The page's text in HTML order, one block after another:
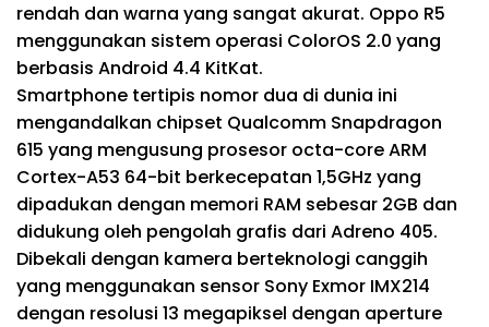
rendah dan warna yang sangat akurat. Oppo R5
menggunakan sistem operasi ColorOS 2.0 yang
berbasis Android 4.4 KitKat.
Smartphone tertipis nomor dua di dunia ini
mengandalkan chipset Qualcomm Snapdragon
615 yang mengusung prosesor octa-core ARM
Cortex-A53 64-bit berkecepatan 1,5GHz yang
dipadukan dengan memori RAM sebesar 2GB dan
didukung oleh pengolah grafis dari Adreno 405.
Dibekali dengan kamera berteknologi canggih
yang menggunakan sensor Sony Exmor IMX214
dengan resolusi 13 megapiksel dengan aperture